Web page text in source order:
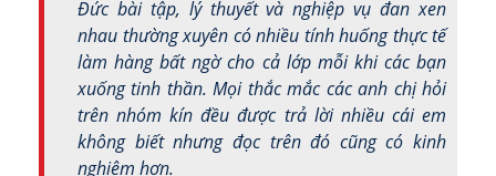
Đức bài tập, lý thuyết và nghiệp vụ đan xen
nhau thường xuyên có nhiều tính huống thực tế
làm hàng bất ngờ cho cả lớp mỗi khi các bạn
xuống tinh thần. Mọi thắc mắc các anh chị hỏi
trên nhóm kín đều được trả lời nhiều cái em
không biết nhưng đọc trên đó cũng có kinh
nghiệm hơn.